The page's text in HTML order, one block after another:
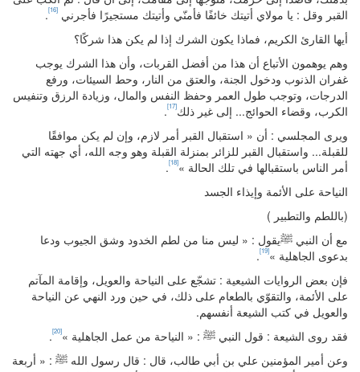
القبر وقل : يا مولاي أتيتك خائفًا فأمنّي وأتيتك مستجيرًا فأجرني [16]
.
أيها القارئ الكريم، فماذا يكون الشرك إذا لم يكن هذا شركًا؟
وهم يوهمون الأتباع أن هذا من أفضل القربات، وأن هذا الشرك يوجب
غفران الذنوب ودخول الجنة، والعتق من النار، وحط السيئات، ورفع
الدرجات، وتوجب طول العمر وحفظ النفس والمال، وزيادة الرزق وتنفيس
الكرب، وقضاء الحوائج... إلى غير ذلك[17]
.
ويرى المجلسي : أن « استقبال القبر أمر لازم، وإن لم يكن موافقًا
للقبلة... واستقبال القبر للزائر بمنزلة القبلة وهو وجه الله، أي جهته التي
أمر الناس باستقبالها في تلك الحالة »[18]
.
النياحة على الأئمة وإيذاء الجسد
(باللطم والتطبير )
مع أن النبي ﷺيقول : « ليس منا من لطم الخدود وشق الجيوب ودعا
بدعوى الجاهلية »[19]
.
فإن بعض الروايات الشيعية : تشجّع على النياحة والعويل، وإقامة المآتم
على الأئمة، والتقوّي بالطعام على ذلك، في حين ورد النهي عن النياحة
والعويل في كتب الشيعة أنفسهم.
فقد روى الشيعة : قول النبي ﷺ : « النياحة من عمل الجاهلية »[20]
.
وعن أمير المؤمنين علي بن أبي طالب، قال : قال رسول الله ﷺ : « أربعة